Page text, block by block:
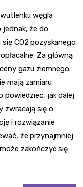
węgla
jednak, że do
CO2 pozyskanego
Za główną
gazu ziemnego.
mają zamiaru
powiedzieć, jak dalej
zwracają się o
i rozwiązanie
że przynajmniej
zakończyć się